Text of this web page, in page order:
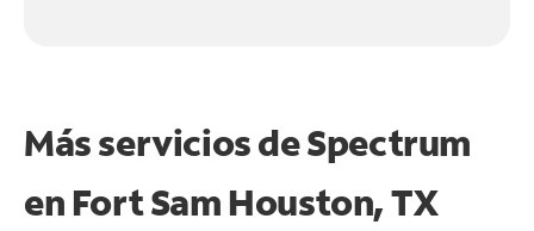
Más servicios de Spectrum
en Fort Sam Houston, TX